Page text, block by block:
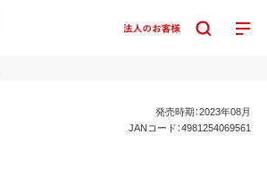
発売時期：2023年08月
JANコード：4981254069561